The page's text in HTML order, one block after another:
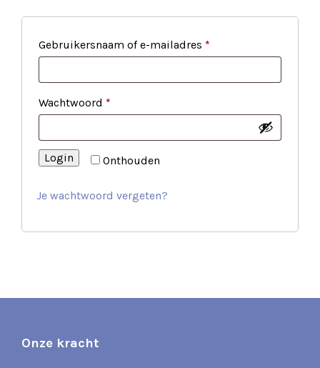
Gebruikersnaam of e-mailadres *
Wachtwoord *
Onthouden
Login
Je wachtwoord vergeten?
Onze kracht